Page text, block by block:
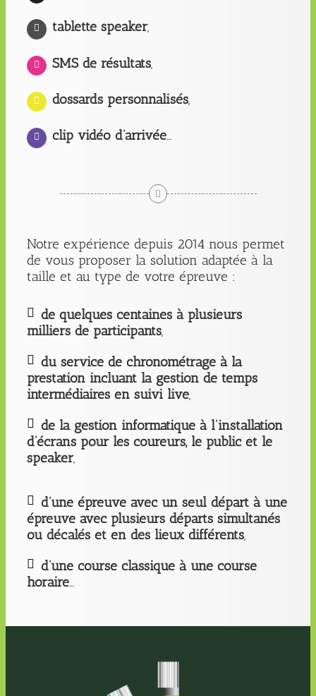
tablette speaker,
SMS de résultats,
dossards personnalisés,
clip vidéo d’arrivée…
Notre expérience depuis 2014 nous permet
de vous proposer la solution adaptée à la
taille et au type de votre épreuve :
de quelques centaines à plusieurs
milliers de participants,
du service de chronométrage à la
prestation incluant la gestion de temps
intermédiaires en suivi live,
de la gestion informatique à l’installation
d’écrans pour les coureurs, le public et le
speaker,
d’une épreuve avec un seul départ à une
épreuve avec plusieurs départs simultanés
ou décalés et en des lieux différents,
d’une course classique à une course
horaire…